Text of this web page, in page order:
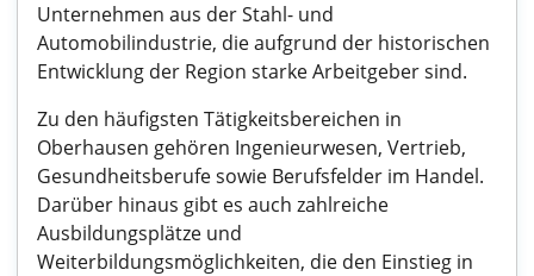
Unternehmen aus der Stahl- und
Automobilindustrie, die aufgrund der historischen
Entwicklung der Region starke Arbeitgeber sind.
Zu den häufigsten Tätigkeitsbereichen in
Oberhausen gehören Ingenieurwesen, Vertrieb,
Gesundheitsberufe sowie Berufsfelder im Handel.
Darüber hinaus gibt es auch zahlreiche
Ausbildungsplätze und
Weiterbildungsmöglichkeiten, die den Einstieg in